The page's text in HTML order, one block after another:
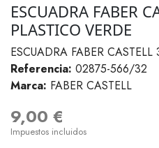
ESCUADRA FABER
PLASTICO VERDE
ESCUADRA FABER
Referencia: 02875-566/32
Marca: FABER CASTELL
9,00 €
Impuestos incluidos